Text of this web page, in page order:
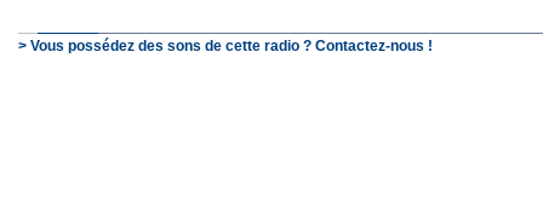
> Vous possédez des sons de cette radio ? Contactez-nous !